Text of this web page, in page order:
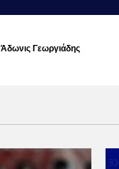
Άδωνις Γεωργιάδης